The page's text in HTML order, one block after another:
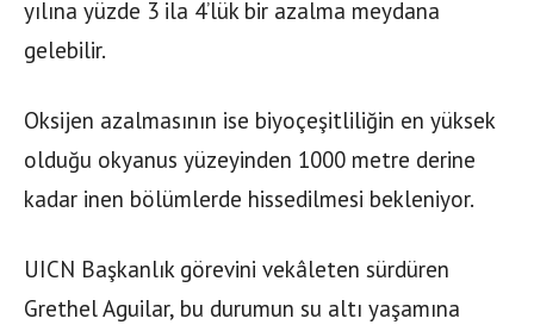
yılına yüzde 3 ila 4’lük bir azalma meydana
gelebilir.
Oksijen azalmasının ise biyoçeşitliliğin en yüksek
olduğu okyanus yüzeyinden 1000 metre derine
kadar inen bölümlerde hissedilmesi bekleniyor.
UICN Başkanlık görevini vekâleten sürdüren
Grethel Aguilar, bu durumun su altı yaşamına